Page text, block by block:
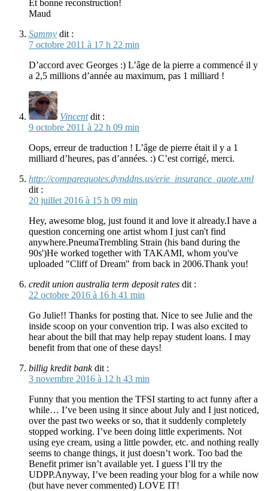
Et bonne reconstruction!
Maud
Sammy dit :
7 octobre 2011 à 17 h 22 min
D’accord avec Georges :) L’âge de la pierre a commencé il y
a 2,5 millions d’année au maximum, pas 1 milliard !
Vincent dit :
9 octobre 2011 à 22 h 09 min
Oops, erreur de traduction ! L’âge de pierre était il y a 1
milliard d’heures, pas d’années. :) C’est corrigé, merci.
http://comparequotes.dynddns.us/erie_insurance_quote.xml
dit :
20 juillet 2016 à 15 h 09 min
Hey, awesome blog, just found it and love it already.I have a
question concerning one artist whom I just can't find
anywhere.PneumaTrembling Strain (his band during the
90s')He worked together with TAKAMI, whom you've
uploaded "Cliff of Dream" from back in 2006.Thank you!
credit union australia term deposit rates dit :
22 octobre 2016 à 16 h 41 min
Go Julie!! Thanks for posting that. Nice to see Julie and the
inside scoop on your convention trip. I was also excited to
hear about the bill that may help repay student loans. I may
benefit from that one of these days!
billig kredit bank dit :
3 novembre 2016 à 12 h 43 min
Funny that you mention the TFSI starting to act funny after a
while… I’ve been using it since about July and I just noticed,
over the past two weeks or so, that it suddenly completely
stopped working. I’ve been doing little experiments. Not
using eye cream, using a little powder, etc. and nothing really
seems to change things, it just doesn’t work. Too bad the
Benefit primer isn’t available yet. I guess I’ll try the
UDPP.Anyway, I’ve been reading your blog for a while now
(but have never commented) LOVE IT!